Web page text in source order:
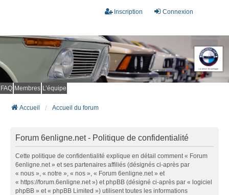
Connexion
Inscription
FAQ Membres L’équipe
Accueil Accueil du forum
Forum 6enligne.net - Politique de confidentialité
Cette politique de confidentialité explique en détail comment « Forum
6enligne.net » et ses partenaires affiliés (désignés ci-après par
« nous », « notre », « nos », « Forum 6enligne.net » et
« https://forum.6enligne.net ») et phpBB (désigné ci-après par « logiciel
phpBB » et « phpBB Limited ») utilisent toutes les informations